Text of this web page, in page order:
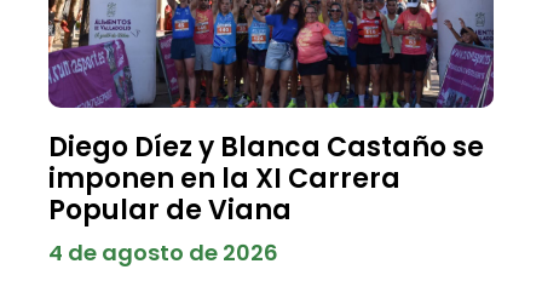
Diego Díez y Blanca Castaño se
imponen en la XI Carrera
Popular de Viana
4 de agosto de 2026